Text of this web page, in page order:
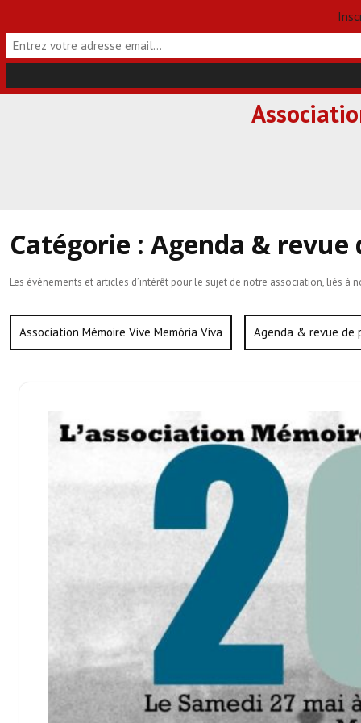
Catégorie : Agenda & revue
Les évènements et articles d’intérêt pour le sujet de notre association, liés à
Association Mémoire Vive Memória Viva Agenda & revue de